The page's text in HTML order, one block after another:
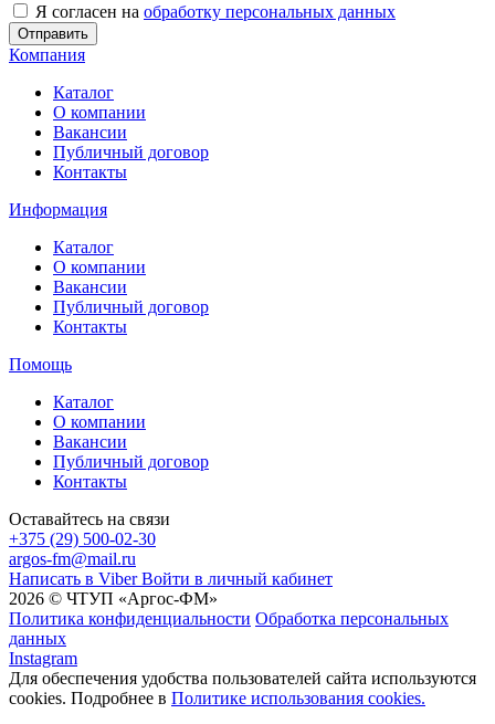
Я согласен на обработку персональных данных
Отправить
Компания
Каталог
О компании
Вакансии
Публичный договор
Контакты
Информация
Каталог
О компании
Вакансии
Публичный договор
Контакты
Помощь
Каталог
О компании
Вакансии
Публичный договор
Контакты
Оставайтесь на связи
+375 (29) 500-02-30
argos-fm@mail.ru
Написать в Viber Войти в личный кабинет
2026 © ЧТУП «Аргос-ФМ»
Политика конфиденциальности Обработка персональных
данных
Instagram
Для обеспечения удобства пользователей сайта используются
cookies. Подробнее в Политике использования cookies.